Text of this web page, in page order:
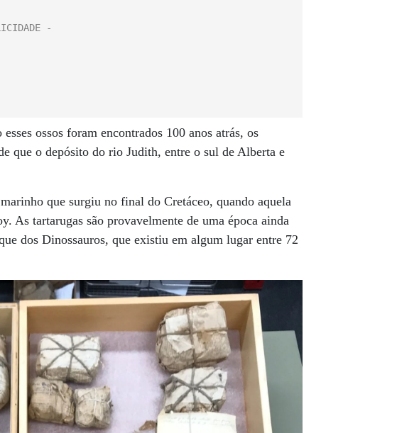
ossos foram encontrados 100 anos atrás, os
que o depósito do rio Judith, entre o sul de Alberta e
que surgiu no final do Cretáceo, quando aquela
As tartarugas são provavelmente de uma época ainda
dos Dinossauros, que existiu em algum lugar entre 72